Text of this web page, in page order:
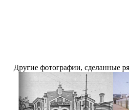
Другие фотографии, сделанные